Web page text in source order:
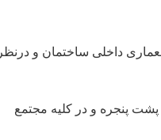
داخلی ساختمان و درنظر
پشت پنجره و در کلیه مجتمع